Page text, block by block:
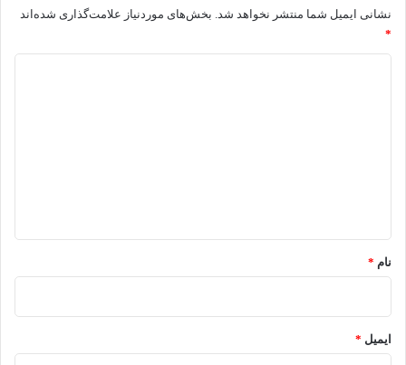
نشانی ایمیل شما منتشر نخواهد شد. بخش‌های موردنیاز علامت‌گذاری شده‌اند
*
نام *
ایمیل *